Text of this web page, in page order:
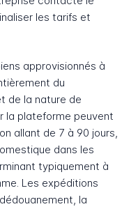
les tarifs et
approvisionnés à
du
de la nature de
la plateforme peuvent
allant de 7 à 90 jours,
dans les
typiquement à
Les expéditions
la